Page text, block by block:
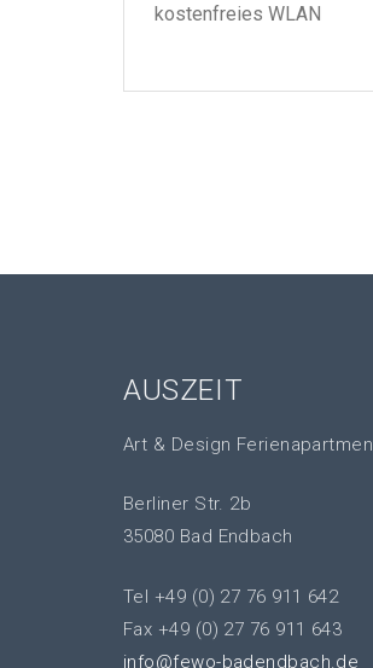
kostenfreies WLAN
AUSZEIT
Art & Design
Berliner Str. 2b
35080 Bad Endbach
Tel +49 (0) 27 76 911 642
Fax +49 (0) 27 76 911 643
info@fewo-badendbach.de